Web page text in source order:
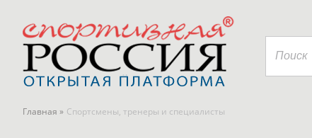
Главная » Спортсмены, тренеры и специалисты